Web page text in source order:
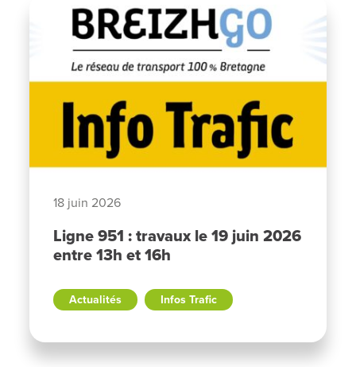
18 juin 2026
Ligne 951 : travaux le 19 juin 2026
entre 13h et 16h
Actualités Infos Trafic